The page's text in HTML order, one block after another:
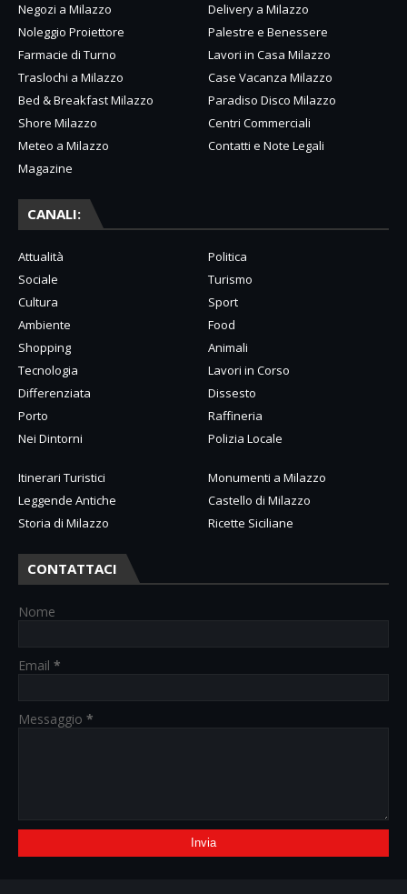
Negozi a Milazzo
Delivery a Milazzo
Noleggio Proiettore
Palestre e Benessere
Farmacie di Turno
Lavori in Casa Milazzo
Traslochi a Milazzo
Case Vacanza Milazzo
Bed & Breakfast Milazzo
Paradiso Disco Milazzo
Shore Milazzo
Centri Commerciali
Meteo a Milazzo
Contatti e Note Legali
Magazine
CANALI:
Attualità
Politica
Sociale
Turismo
Cultura
Sport
Ambiente
Food
Shopping
Animali
Tecnologia
Lavori in Corso
Differenziata
Dissesto
Porto
Raffineria
Nei Dintorni
Polizia Locale
Itinerari Turistici
Monumenti a Milazzo
Leggende Antiche
Castello di Milazzo
Storia di Milazzo
Ricette Siciliane
CONTATTACI
Nome
Email *
Messaggio *